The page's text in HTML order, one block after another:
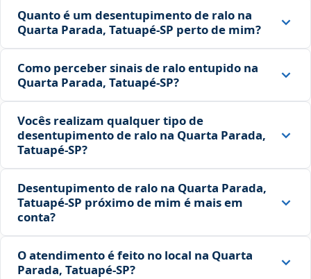
Quanto é um desentupimento de ralo na
Quarta Parada, Tatuapé‑SP perto de mim?
Como perceber sinais de ralo entupido na
Quarta Parada, Tatuapé‑SP?
Vocês realizam qualquer tipo de
desentupimento de ralo na Quarta Parada,
Tatuapé‑SP?
Desentupimento de ralo na Quarta Parada,
Tatuapé‑SP próximo de mim é mais em
conta?
O atendimento é feito no local na Quarta
Parada, Tatuapé‑SP?